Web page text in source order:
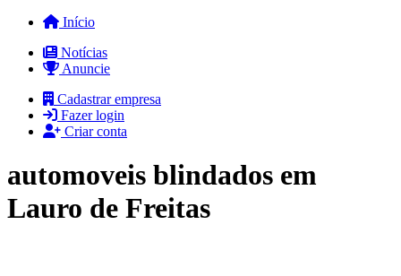
Início
Notícias
Anuncie
Cadastrar empresa
Fazer login
Criar conta
automoveis blindados em
Lauro de Freitas